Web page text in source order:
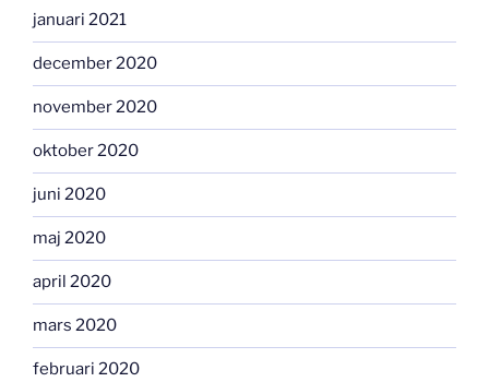
januari 2021
december 2020
november 2020
oktober 2020
juni 2020
maj 2020
april 2020
mars 2020
februari 2020